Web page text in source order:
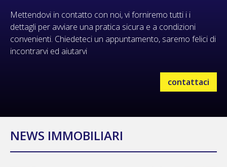
Mettendovi in contatto con noi, vi forniremo tutti i i
dettagli per avviare una pratica sicura e a condizioni
convenienti. Chiedeteci un appuntamento, saremo felici di
incontrarvi ed aiutarvi
contattaci
NEWS IMMOBILIARI